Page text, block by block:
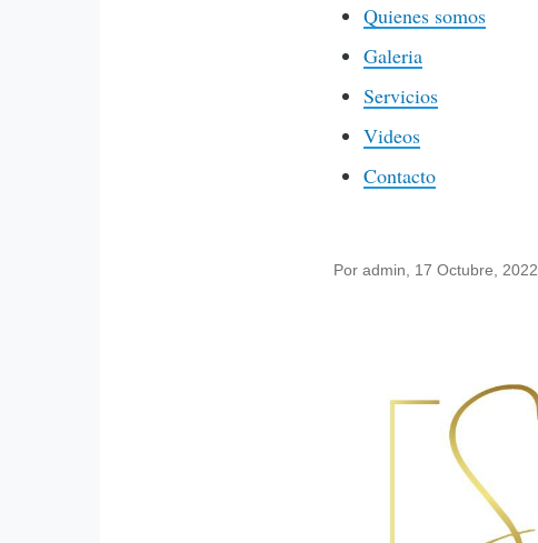
Quienes somos
Galeria
Servicios
Videos
Contacto
Por admin , 17 Octubre, 2022